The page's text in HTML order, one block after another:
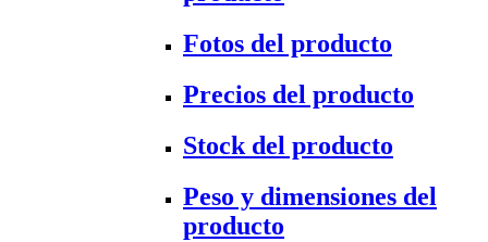
Fotos del producto
Precios del producto
Stock del producto
Peso y dimensiones del
producto